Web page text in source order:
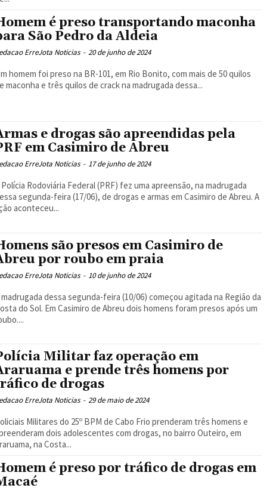
é preso transportando maconha
São Pedro da Aldeia
ErreJota Noticias - 20 de junho de 2024
homem foi preso na BR-101, em Rio Bonito, com mais de 50 quilos
maconha e três quilos de crack na madrugada dessa...
e drogas são apreendidas pela
em Casimiro de Abreu
ErreJota Noticias - 17 de junho de 2024
Polícia Rodoviária Federal (PRF) fez uma apreensão, na madrugada
segunda-feira (17/06), de drogas e armas em Casimiro de Abreu. A
aconteceu...
são presos em Casimiro de
por roubo em praia
ErreJota Noticias - 10 de junho de 2024
madrugada dessa segunda-feira (10/06) começou agitada na Região da
do Sol. Em Casimiro de Abreu dois homens foram presos após um
Militar faz operação em
e prende três homens por
de drogas
ErreJota Noticias - 29 de maio de 2024
Militares do 25º BPM de Cabo Frio prenderam três homens e
dois adolescentes com drogas, no bairro Outeiro, em
na Costa...
é preso por tráfico de drogas em